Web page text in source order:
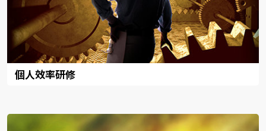
個人效率研修